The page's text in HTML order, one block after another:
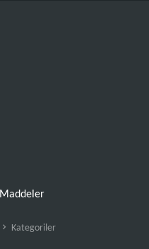
Maddeler
Kategoriler